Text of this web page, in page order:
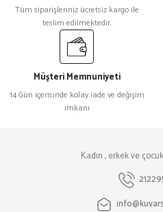
Tüm siparişleriniz ücretsiz kargo ile
teslim edilmektedir.
Müşteri Memnuniyeti
14 Gün içerisinde kolay iade ve değişim
imkanı
Kadın , erkek ve